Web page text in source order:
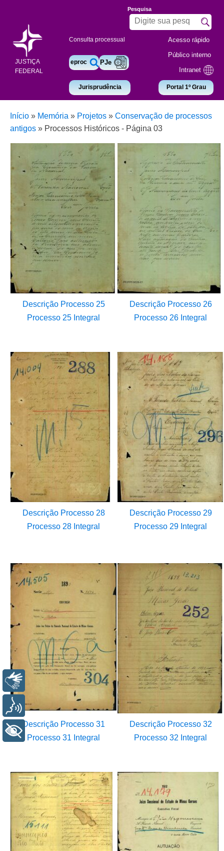
JUSTIÇA
FEDERAL
Consulta processual
eproc PJe
Jurisprudência
Pesquisa
Acesso rápido
Público interno
Intranet
Portal 1º Grau
Início » Memória » Projetos » Conservação de processos
antigos » Processos Históricos - Página 03
Descrição Processo 25
Descrição Processo 26
Processo 25 Integral
Processo 26 Integral
Descrição Processo 28
Descrição Processo 29
Processo 28 Integral
Processo 29 Integral
Descrição Processo 31
Descrição Processo 32
Processo 31 Integral
Processo 32 Integral
Voz
+ Acessibilidade